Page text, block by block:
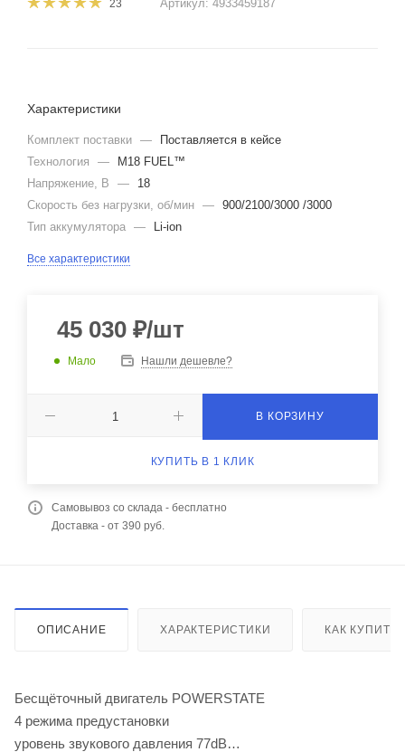
23 Артикул: 4933459187
Характеристики
Комплект поставки —
Поставляется в кейсе
Технология
—
M18 FUEL™
Напряжение, В
—
18
Скорость без нагрузки, об/мин — 900/2100/3000 /3000
Тип аккумулятора — Li-ion
Все характеристики
45 030 ₽/шт
Мало Нашли дешевле?
В КОРЗИНУ
КУПИТЬ В 1 КЛИК
Самовывоз со склада - бесплатно
Доставка - от 390 руб.
ОПИСАНИЕ ХАРАКТЕРИСТИКИ КАК КУПИТЬ
Бесщёточный двигатель POWERSTATE
4 режима предустановки
уровень звукового давления 77dB